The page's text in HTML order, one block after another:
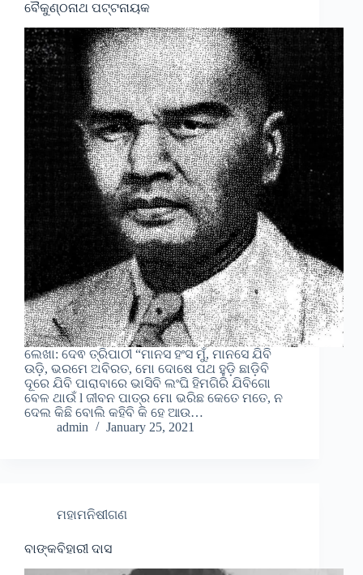
ବୈକୁଣ୍ଠନାଥ ପଟ୍ଟନାୟକ
ଲେଖା: ଦେଵ ତ୍ରିପାଠୀ “ମାନସ ହଂସ ମୁଁ, ମାନସେ ଯିବି
ଉଡ଼ି, ଭରମେ ଅବିରତ, ମୋ ଦୋଷେ ପଥ ହୁଡ଼ି ଛାଡ଼ିବି
ଦୂରେ ଯିବି ପାରାବାରେ ଭାସିବି ଲଂଘି ହିମଗିରି ଯିବିଗୋ
ବେଳ ଥାଉଁ l ଜୀବନ ପାତ୍ର ମୋ ଭରିଛ କେତେ ମତେ, ନ
ଦେଲ କିଛି ବୋଲି କହିବି କି ହେ ଆଉ…
admin
January 25, 2021
ମହାମନିଷୀଗଣ
ବାଙ୍କବିହାରୀ ଦାସ